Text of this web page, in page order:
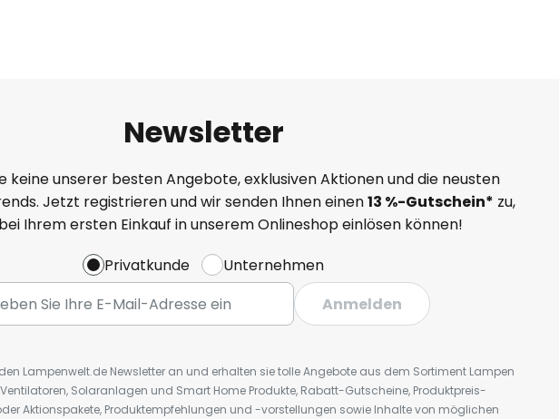
Newsletter
keine unserer besten Angebote, exklusiven Aktionen und die neusten
Jetzt registrieren und wir senden Ihnen einen13 %-Gutschein* zu,
Ihrem ersten Einkauf in unserem Onlineshop einlösen können!
Privatkunde
Unternehmen
Anmelden
Lampenwelt.de Newsletter an und erhalten sie tolle Angebote aus dem Sortiment Lampen
Solaranlagen und Smart Home Produkte, Rabatt-Gutscheine, Produktpreis-
Aktionspakete, Produktempfehlungen und -vorstellungen sowie Inhalte von möglichen